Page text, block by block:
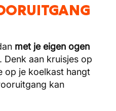
met je eigen ogen
. Denk aan kruisjes op
op je koelkast hangt
kan